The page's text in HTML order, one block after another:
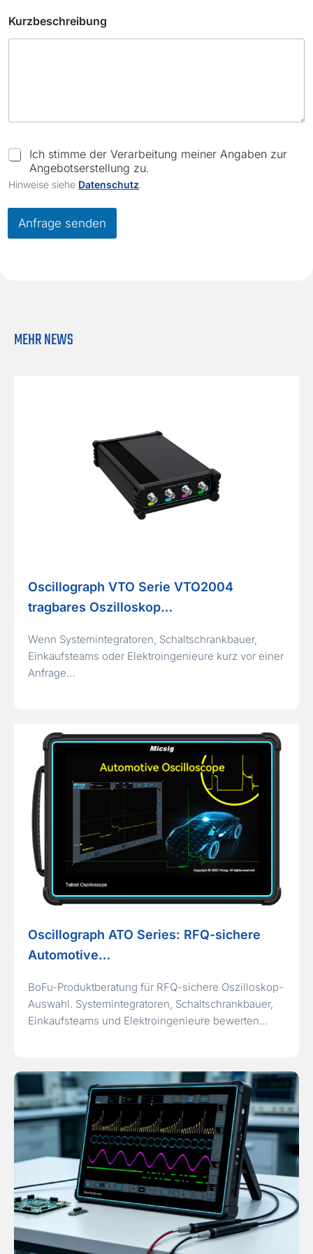
Kurzbeschreibung
-
M
a
i
l
C
h
e
c
k
Ich stimme der Verarbeitung meiner Angaben zur
Angebotserstellung zu.
Hinweise siehe Datenschutz
Anfrage senden
MEHR NEWS
Oscillograph VTO Serie VTO2004
tragbares Oszilloskop…
Wenn Systemintegratoren, Schaltschrankbauer,
Einkaufsteams oder Elektroingenieure kurz vor einer
Anfrage…
Oscillograph ATO Series: RFQ-sichere
Automotive…
BoFu-Produktberatung für RFQ-sichere Oszilloskop-
Auswahl. Systemintegratoren, Schaltschrankbauer,
Einkaufsteams und Elektroingenieure bewerten…